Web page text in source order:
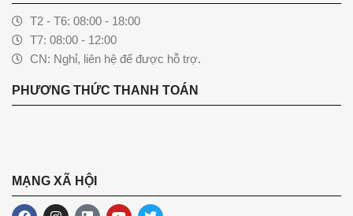
T2 - T6: 08:00 - 18:00
T7: 08:00 - 12:00
CN: Nghỉ, liên hệ để được hỗ trợ.
PHƯƠNG THỨC THANH TOÁN
MẠNG XÃ HỘI